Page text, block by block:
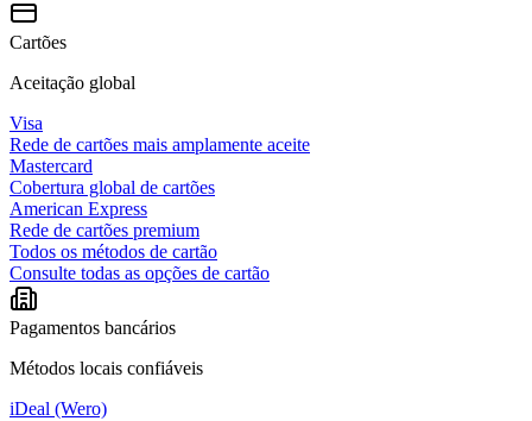
Cartões
Aceitação global
Visa
Rede de cartões mais amplamente aceite
Mastercard
Cobertura global de cartões
American Express
Rede de cartões premium
Todos os métodos de cartão
Consulte todas as opções de cartão
Pagamentos bancários
Métodos locais confiáveis
iDeal (Wero)